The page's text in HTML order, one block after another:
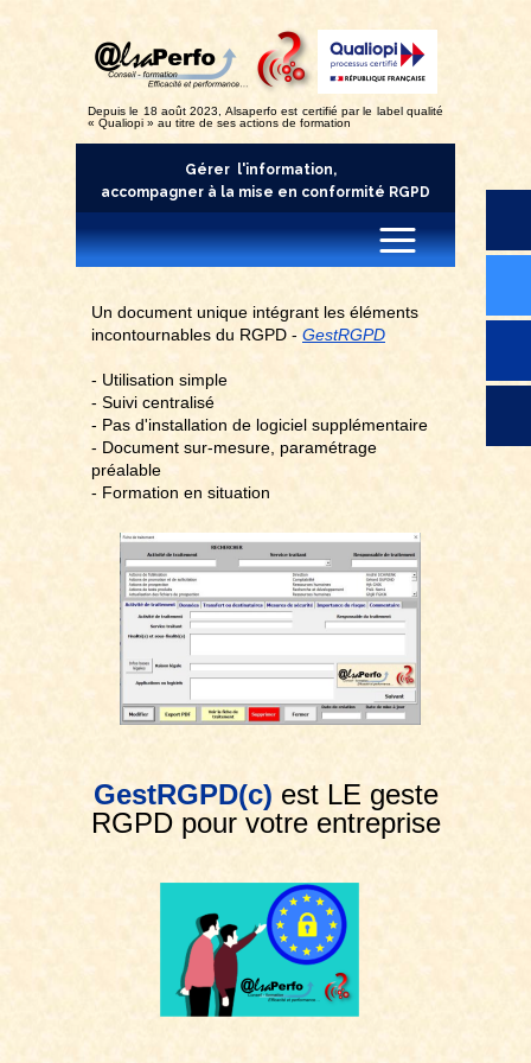
Gérer l'information,
accompagner à la mise en conformité RGPD
Depuis le 18 août 2023, Alsaperfo est certifié par le label qualité
« Qualiopi » au titre de ses actions de formation
Un document unique intégrant les éléments
incontournables du RGPD - GestRGPD
- Utilisation simple
- Suivi centralisé
- Pas d'installation de logiciel supplémentaire
- Document sur-mesure, paramétrage
préalable
- Formation en situation
GestRGPD(c) est LE geste
RGPD pour votre entreprise